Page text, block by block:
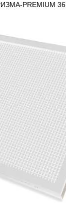
PREMIUM